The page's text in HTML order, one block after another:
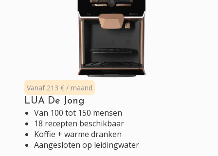
Vanaf 213 € / maand
LUA De Jong
Van 100 tot 150 mensen
18 recepten beschikbaar
Koffie + warme dranken
Aangesloten op leidingwater